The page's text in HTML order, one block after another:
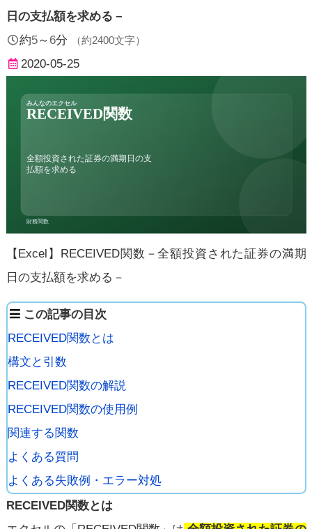
日の支払額を求める－
約5～ 6分 （約2400文字）
2020-05-25
【Excel】RECEIVED関数－全額投資された証券の満期
日の支払額を求める－
この記事の目次
RECEIVED関数とは
構文と引数
RECEIVED関数の解説
RECEIVED関数の使用例
関連する関数
よくある質問
よくある失敗例・エラー対処
RECEIVED関数とは